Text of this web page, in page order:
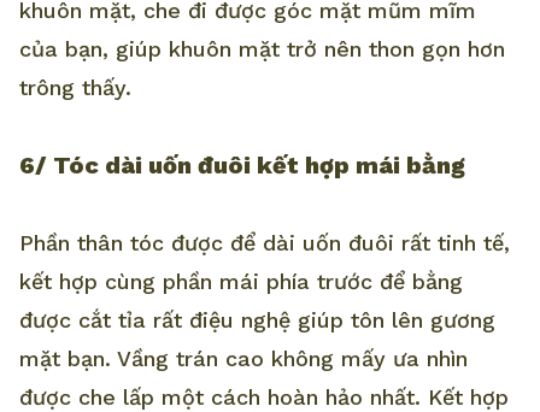
khuôn mặt, che đi được góc mặt mũm mĩm
của bạn, giúp khuôn mặt trở nên thon gọn hơn
trông thấy.
6/ Tóc dài uốn đuôi kết hợp mái bằng
Phần thân tóc được để dài uốn đuôi rất tinh tế,
kết hợp cùng phần mái phía trước để bằng
được cắt tỉa rất điệu nghệ giúp tôn lên gương
mặt bạn. Vầng trán cao không mấy ưa nhìn
được che lấp một cách hoàn hảo nhất. Kết hợp